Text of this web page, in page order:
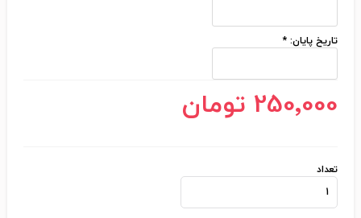
تاریخ پایان: *
250٬000 تومان
تعداد